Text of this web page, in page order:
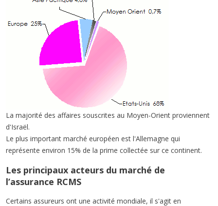
La majorité des affaires souscrites au Moyen-Orient proviennent
d'Israël.
Le plus important marché européen est l'Allemagne qui
représente environ 15% de la prime collectée sur ce continent.
Les principaux acteurs du marché de
l’assurance RCMS
Certains assureurs ont une activité mondiale, il s'agit en